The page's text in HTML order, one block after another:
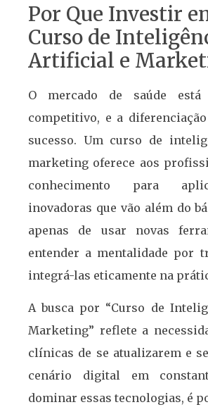
Por Que Investir
Curso de
Artificial e
O mercado de saúde
competitivo, e a
sucesso. Um curso de
marketing oferece aos
conhecimento para
inovadoras que vão além do
apenas de usar novas
entender a mentalidade por
integrá-las eticamente na
A busca por “Curso de
Marketing” reflete a
clínicas de se atualizarem e
cenário digital em
dominar essas tecnologias, é